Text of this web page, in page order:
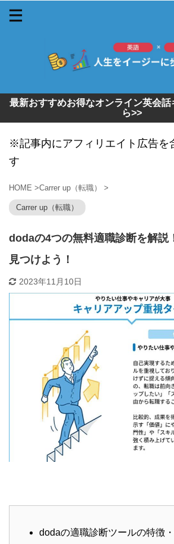
最新おすすめお得なオンライン英会
ら>>
※記事内にアフィリエイト広告を
す
HOME >Carrer up（転職） >
Carrer up（転職）
dodaの4つの無料適職診断を解説
見つけよう！
2023年11月10日
dodaの適職診断ツールの特徴